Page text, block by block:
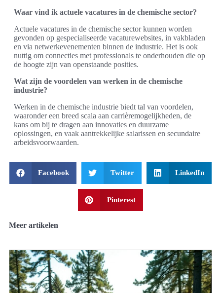
Waar vind ik actuele vacatures in de chemische sector?
Actuele vacatures in de chemische sector kunnen worden
gevonden op gespecialiseerde vacaturewebsites, in vakbladen
en via netwerkevenementen binnen de industrie. Het is ook
nuttig om connecties met professionals te onderhouden die op
de hoogte zijn van openstaande posities.
Wat zijn de voordelen van werken in de chemische
industrie?
Werken in de chemische industrie biedt tal van voordelen,
waaronder een breed scala aan carrièremogelijkheden, de
kans om bij te dragen aan innovaties en duurzame
oplossingen, en vaak aantrekkelijke salarissen en secundaire
arbeidsvoorwaarden.
Facebook Twitter LinkedIn
Pinterest
Meer artikelen